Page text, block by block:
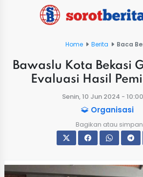
Home Berita Baca
Bawaslu Kota Bekasi
Evaluasi Hasil
Senin, 10 Jun 2024 -
Organisasi
Bagikan atau simpan